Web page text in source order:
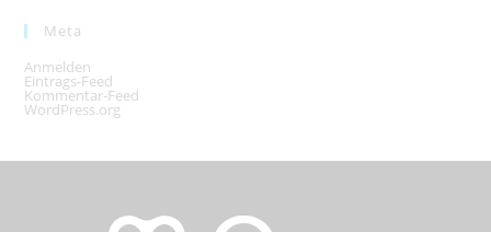
Meta
Anmelden
Eintrags-Feed
Kommentar-Feed
WordPress.org